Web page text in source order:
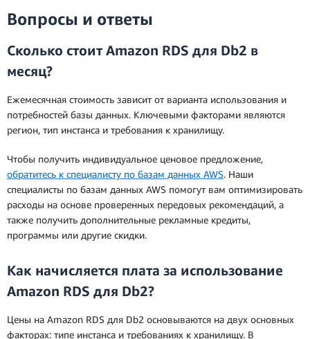
Вопросы и ответы
Сколько стоит Amazon RDS для Db2 в
месяц?
Ежемесячная стоимость зависит от варианта использования и
потребностей базы данных. Ключевыми факторами являются
регион, тип инстанса и требования к хранилищу.
Чтобы получить индивидуальное ценовое предложение,
обратитесь к специалисту по базам данных AWS. Наши
специалисты по базам данных AWS помогут вам оптимизировать
расходы на основе проверенных передовых рекомендаций, а
также получить дополнительные рекламные кредиты,
программы или другие скидки.
Как начисляется плата за использование
Amazon RDS для Db2?
Цены на Amazon RDS для Db2 основываются на двух основных
факторах: типе инстанса и требованиях к хранилищу. В